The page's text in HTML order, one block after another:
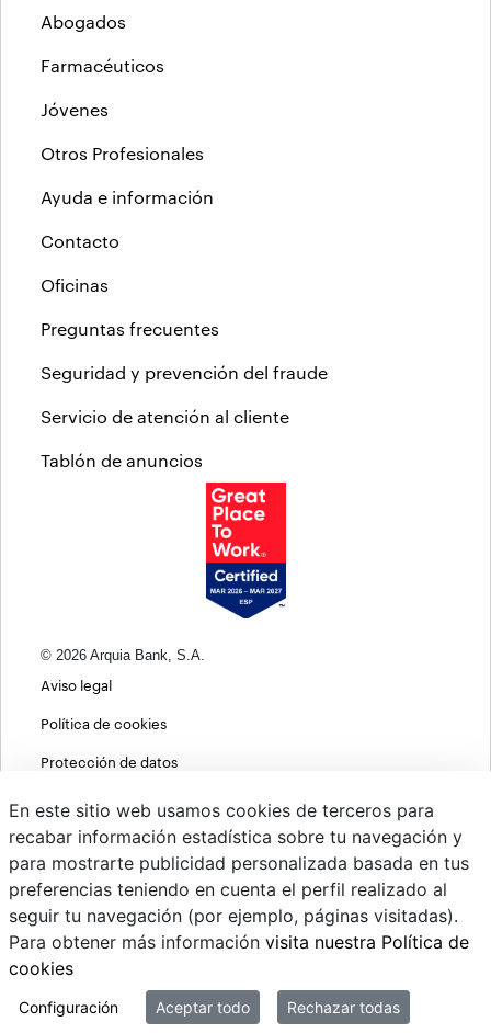
Abogados
Farmacéuticos
Jóvenes
Otros Profesionales
Ayuda e información
Contacto
Oficinas
Preguntas frecuentes
Seguridad y prevención del fraude
Servicio de atención al cliente
Tablón de anuncios
© 2026 Arquia Bank, S.A.
Aviso legal
Política de cookies
Protección de datos
Política de privacidad web
MIFID
PSD2
Cambio de divisas
Sistema interno de información
En este sitio web usamos cookies de terceros para
recabar información estadística sobre tu navegación y
para mostrarte publicidad personalizada basada en tus
preferencias teniendo en cuenta el perfil realizado al
seguir tu navegación (por ejemplo, páginas visitadas).
Para obtener más información visita nuestra Política de
cookies
Configuración Aceptar todo Rechazar todas